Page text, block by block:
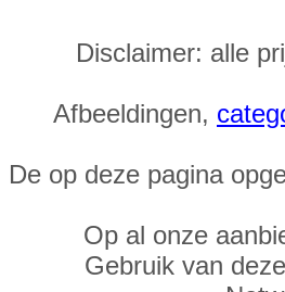
Disclaimer: alle
Afbeeldingen,
De op deze pagina
Op al onze
Gebruik van